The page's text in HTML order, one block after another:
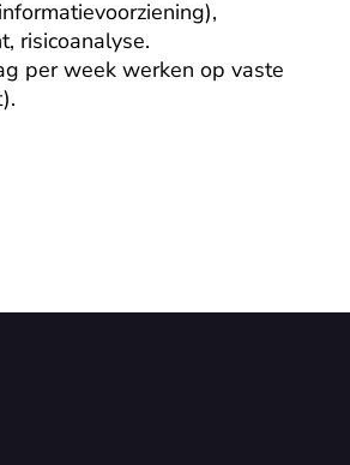
risicoanalyse.
per week werken op vaste